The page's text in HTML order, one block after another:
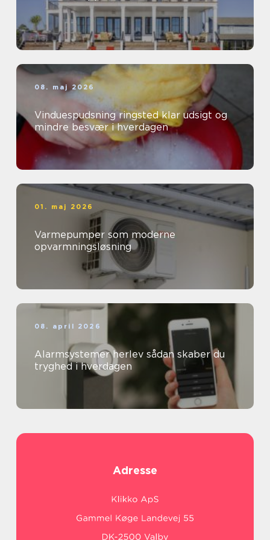
08. maj 2026
Vinduespudsning ringsted klar udsigt og
mindre besvær i hverdagen
01. maj 2026
Varmepumper som moderne
opvarmningsløsning
08. april 2026
Alarmsystemer herlev sådan skaber du
tryghed i hverdagen
Adresse